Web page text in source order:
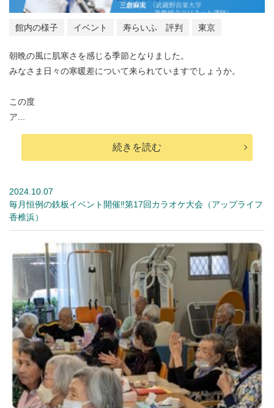
館内の様子 イベント 寿らいふ 評判 東京
朝晩の風に肌寒さを感じる季節となりました。
みなさま日々の寒暖差について来られていますでしょうか。
この度
ア...
続きを読む
2024.10.07
毎月恒例の鉄板イベント開催‼第17回カラオケ大会（アップライフ
香椎浜）